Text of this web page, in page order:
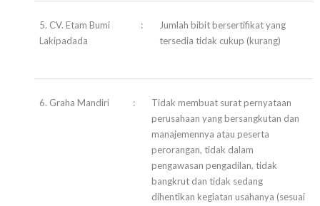
5. CV. Etam Bumi
Lakipadada
:
Jumlah bibit bersertifikat yang
tersedia tidak cukup (kurang)
6. Graha Mandiri :
Tidak membuat surat pernyataan
perusahaan yang bersangkutan dan
manajemennya atau peserta
perorangan, tidak dalam
pengawasan pengadilan, tidak
bangkrut dan tidak sedang
dihentikan kegiatan usahanya (sesuai